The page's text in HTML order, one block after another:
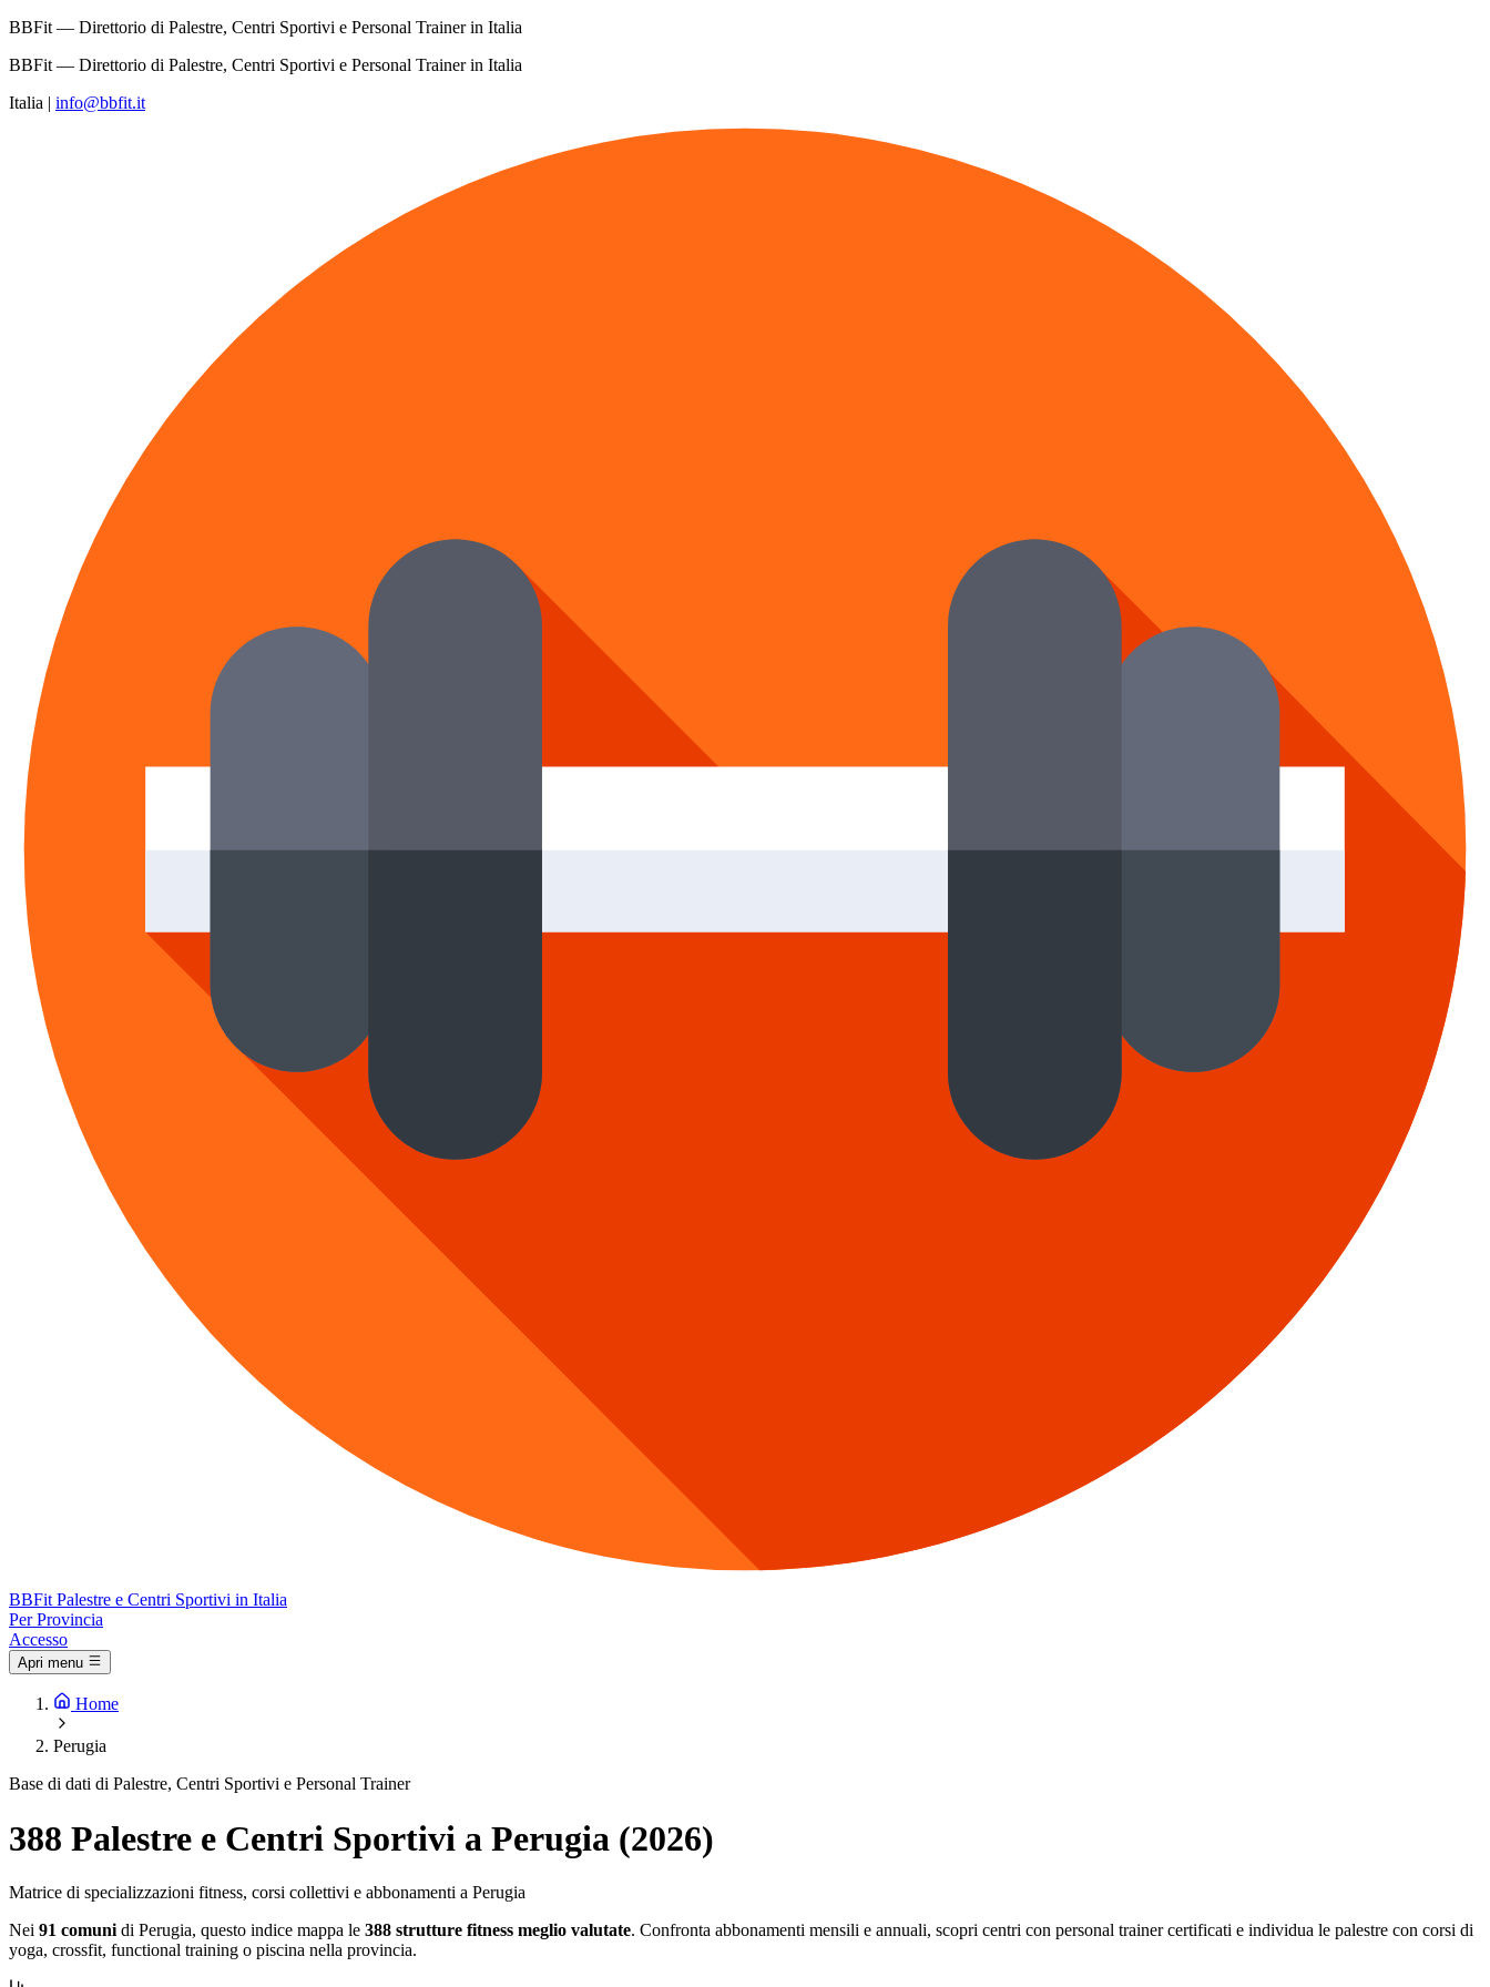
BBFit — Direttorio di Palestre, Centri Sportivi e Personal Trainer in Italia
BBFit — Direttorio di Palestre, Centri Sportivi e Personal Trainer in Italia
Italia | info@bbfit.it
BBFit Palestre e Centri Sportivi in Italia
Per Provincia
Accesso
Apri menu
Home
Perugia
Base di dati di Palestre, Centri Sportivi e Personal Trainer
388 Palestre e Centri Sportivi a Perugia (2026)
Matrice di specializzazioni fitness, corsi collettivi e abbonamenti a Perugia
Nei 91 comuni di Perugia, questo indice mappa le 388 strutture fitness meglio valutate. Confronta abbonamenti mensili e annuali, scopri centri con personal trainer certificati e individua le palestre con corsi di
yoga, crossfit, functional training o piscina nella provincia.